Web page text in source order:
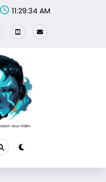
11:29:35 AM